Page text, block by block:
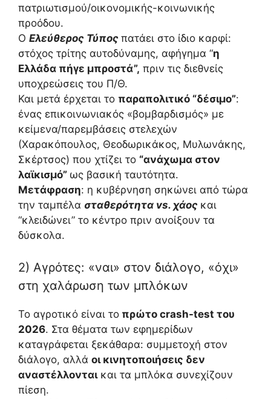
πατριωτισμού/οικονομικής-κοινωνικής
προόδου.
Ο Ελεύθερος Τύπος πατάει στο ίδιο καρφί:
στόχος τρίτης αυτοδύναμης, αφήγημα “η
Ελλάδα πήγε μπροστά”, πριν τις διεθνείς
υποχρεώσεις του Π/Θ.
Και μετά έρχεται το παραπολιτικό “δέσιμο”:
ένας επικοινωνιακός «βομβαρδισμός» με
κείμενα/παρεμβάσεις στελεχών
(Χαρακόπουλος, Θεοδωρικάκος, Μυλωνάκης,
Σκέρτσος) που χτίζει το “ανάχωμα στον
λαϊκισμό” ως βασική ταυτότητα.
Μετάφραση: η κυβέρνηση σηκώνει από τώρα
την ταμπέλα σταθερότητα vs. χάος και
“κλειδώνει” το κέντρο πριν ανοίξουν τα
δύσκολα.
2) Αγρότες: «ναι» στον διάλογο, «όχι»
στη χαλάρωση των μπλόκων
Το αγροτικό είναι το πρώτο crash-test του
2026. Στα θέματα των εφημερίδων
καταγράφεται ξεκάθαρα: συμμετοχή στον
διάλογο, αλλά οι κινητοποιήσεις δεν
αναστέλλονταικαι τα μπλόκα συνεχίζουν
πίεση.